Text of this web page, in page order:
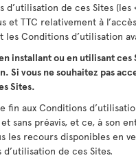
de ces Sites (les
TTC relativement à
Conditions d’utilisation
installant ou en utilisant ces
Si vous ne souhaitez pas
Sites.
fin aux Conditions
sans préavis, et ce, à son
les recours disponibles en
de ces Sites.